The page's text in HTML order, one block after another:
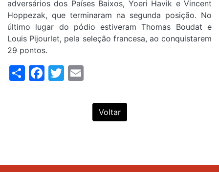
adversários dos Países Baixos, Yoeri Havik e Vincent
Hoppezak, que terminaram na segunda posição. No
último lugar do pódio estiveram Thomas Boudat e
Louis Pijourlet, pela seleção francesa, ao conquistarem
29 pontos.
ShareFacebook
Twitter
Voltar